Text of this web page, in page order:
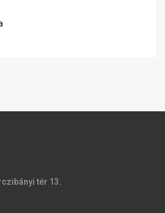
tér 13.